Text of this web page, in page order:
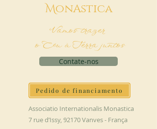
MonAstica
Vamos trazer
o Céu à Terra juntos
Contate-nos
Pedido de financiamento
Associatio Internationalis Monastica
7 rue d’Issy, 92170 Vanves - França